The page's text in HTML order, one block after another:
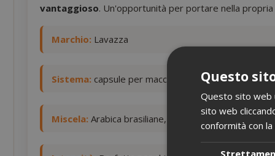
vantaggioso. Un'opportunità per portare nella
Marchio: Lavazza
Sistema: capsule per macchine Lavazza A Modo Mio
Miscela: Arabica brasiliane, Robusta africane e
Questo
Questo sito web
sito web
conformità con